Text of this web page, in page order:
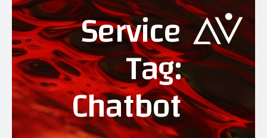
Service
Tag:
Chatbot